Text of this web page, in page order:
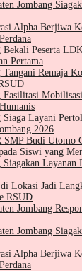
Jombang
Alpha Berjiwa
Bekali Peserta
Pertama
Remaja
Layani
2026
SMP Budi Utomo
Siswi yang
Layanan
Lokasi Jadi
RSUD
Jombang
Jombang
Alpha Berjiwa